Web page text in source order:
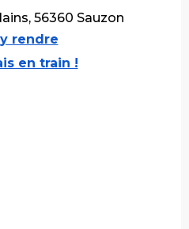
56360 Sauzon
rendre
en train !